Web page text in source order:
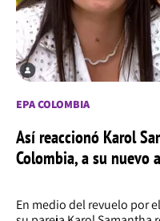
EPA COLOMBIA
Así reaccionó Karol
Colombia, a su nuevo
En medio del revuelo por